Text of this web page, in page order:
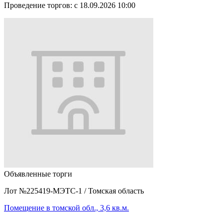
Проведение торгов: с 18.09.2026 10:00
Объявленные торги
Лот №225419-МЭТС-1 / Томская область
Помещение в томской обл., 3,6 кв.м.